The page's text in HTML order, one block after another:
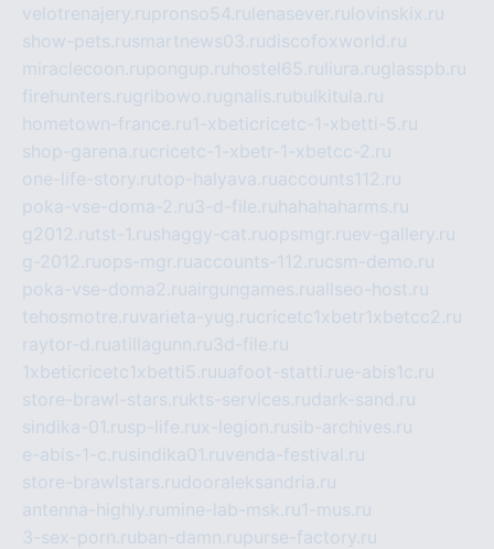
velotrenajery.rupronso54.ru lenasever.ru lovinskix.ru
show-pets.rusmartnews03.rudiscofoxworld.ru
miraclecoon.rupongup.ru hostel65.ru liura.ruglasspb.ru
firehunters.rugribowo.rugnalis.rubulkitula.ru
hometown-france.ru1-xbeticricetc-1-xbetti-5.ru
shop-garena.rucricetc-1-xbetr-1-xbetcc-2.ru
one-life-story.rutop-halyava.ruaccounts112.ru
poka-vse-doma-2.ru3-d-file.ru hahahaharms.ru
g2012.rutst-1.rushaggy-cat.ruopsmgr.ruev-gallery.ru
g-2012.ruops-mgr.ruaccounts-112.rucsm-demo.ru
poka-vse-doma2.ruairgungames.ruallseo-host.ru
tehosmotre.ruvarieta-yug.rucricetc1xbetr1xbetcc2.ru
raytor-d.ruatillagunn.ru3d-file.ru
1xbeticricetc1xbetti5.ruuafoot-statti.rue-abis1c.ru
store-brawl-stars.rukts-services.rudark-sand.ru
sindika-01.rusp-life.rux-legion.rusib-archives.ru
e-abis-1-c.rusindika01.ruvenda-festival.ru
store-brawlstars.rudooraleksandria.ru
antenna-highly.ru mine-lab-msk.ru1-mus.ru
3-sex-porn.ruban-damn.rupurse-factory.ru